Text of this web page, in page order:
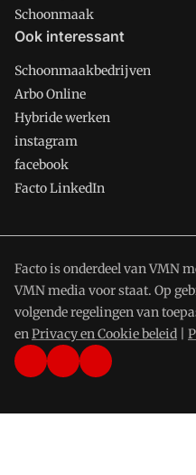
Schoonmaak
Ook interessant
Schoonmaakbedrijven
Arbo Online
Hybride werken
instagram
facebook
Facto LinkedIn
Facto is onderdeel van VMN
VMN media voor staat. Op
volgende regelingen van
enPrivacy en Cookie beleid